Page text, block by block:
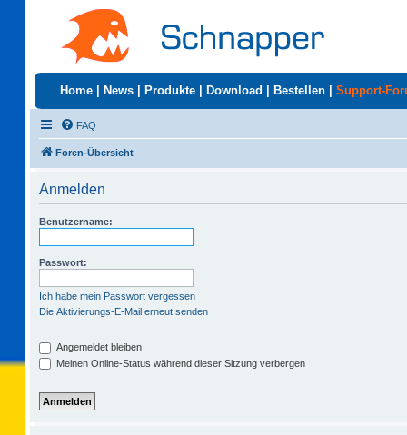
Home News Produkte Download Bestellen Support-
FAQ
Foren-Übersicht
Anmelden
Benutzername:
Passwort:
Ich habe mein Passwort vergessen
Die Aktivierungs-E-Mail erneut senden
Angemeldet bleiben
Meinen Online-Status während dieser Sitzung verbergen